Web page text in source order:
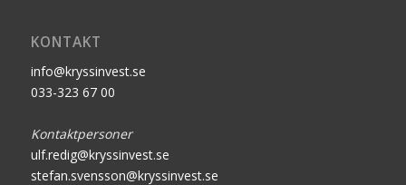
KONTAKT
info@kryssinvest.se
033-323 67 00
Kontaktpersoner
ulf.redig@kryssinvest.se
stefan.svensson@kryssinvest.se